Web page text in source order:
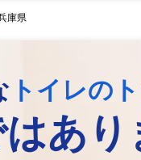
庫県
トイレの
あり